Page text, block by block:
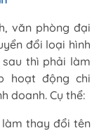
văn phòng đại
đổi loại hình
thì phải làm
hoạt động chi
doanh. Cụ thể:
làm thay đổi tên